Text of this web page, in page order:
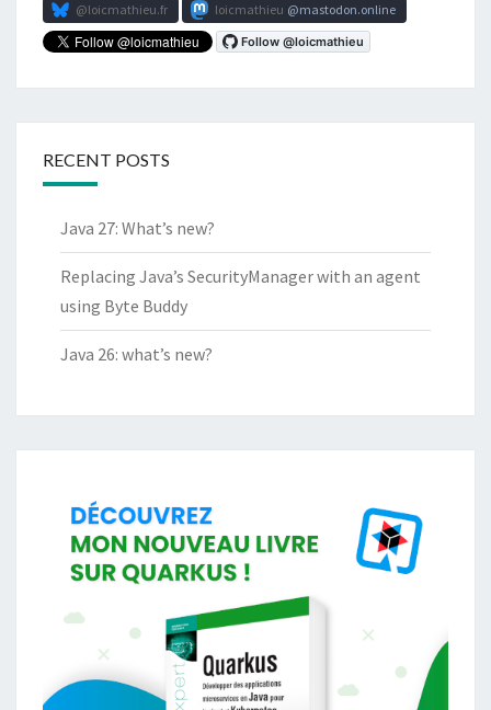
@loicmathieu.fr loicmathieu mastodon.online
RECENT POSTS
Java 27: What’s new?
Replacing Java’s SecurityManager with an agent
using Byte Buddy
Java 26: what’s new?